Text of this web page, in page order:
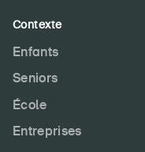
Contexte
Enfants
Seniors
École
Entreprises